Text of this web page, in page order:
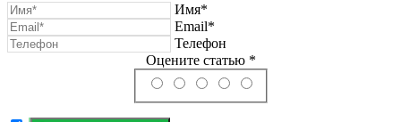
Имя*
Email*
Телефон
Оцените статью *